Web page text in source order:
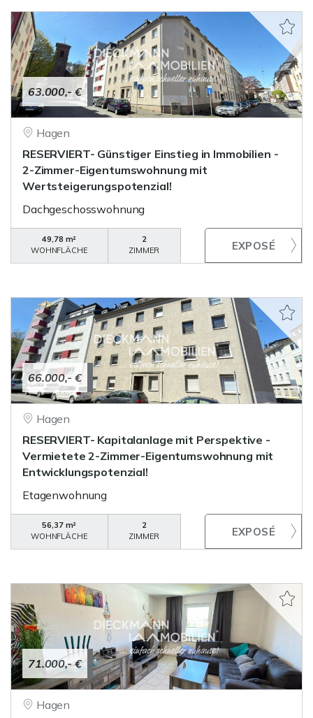
63.000,- €
Hagen
RESERVIERT- Günstiger Einstieg in Immobilien -
2-Zimmer-Eigentumswohnung mit
Wertsteigerungspotenzial!
Dachgeschosswohnung
49,78 m²
WOHNFLÄCHE
2
ZIMMER
66.000,- €
Hagen
RESERVIERT- Kapitalanlage mit Perspektive -
Vermietete 2-Zimmer-Eigentumswohnung mit
Entwicklungspotenzial!
Etagenwohnung
56,37 m²
WOHNFLÄCHE
2
ZIMMER
71.000,- €
Hagen